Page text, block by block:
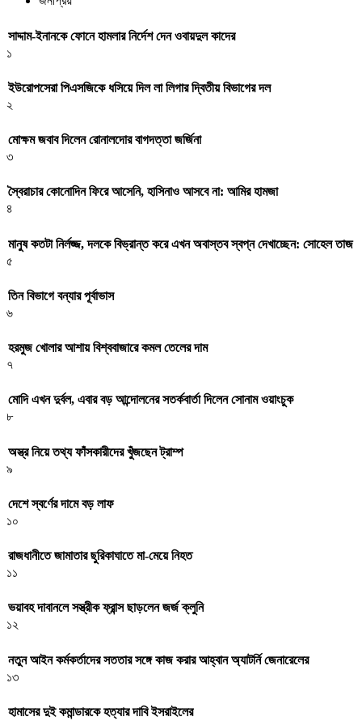
সাদ্দাম-ইনানকে ফোনে হামলার নির্দেশ দেন ওবায়দুল কাদের
১
ইউরোপসেরা পিএসজিকে ধসিয়ে দিল লা লিগার দ্বিতীয় বিভাগের দল
২
মোক্ষম জবাব দিলেন রোনালদোর বাগদত্তা জর্জিনা
৩
স্বৈরাচার কোনোদিন ফিরে আসেনি, হাসিনাও আসবে না: আমির হামজা
৪
মানুষ কতটা নির্লজ্জ, দলকে বিভ্রান্ত করে এখন অবাস্তব স্বপ্ন দেখাচ্ছেন: সোহেল তাজ
৫
তিন বিভাগে বন্যার পূর্বাভাস
৬
হরমুজ খোলার আশায় বিশ্ববাজারে কমল তেলের দাম
৭
মোদি এখন দুর্বল, এবার বড় আন্দোলনের সতর্কবার্তা দিলেন সোনাম ওয়াংচুক
৮
অস্ত্র নিয়ে তথ্য ফাঁসকারীদের খুঁজছেন ট্রাম্প
৯
দেশে স্বর্ণের দামে বড় লাফ
১০
রাজধানীতে জামাতার ছুরিকাঘাতে মা-মেয়ে নিহত
১১
ভয়াবহ দাবানলে সস্ত্রীক ফ্রান্স ছাড়লেন জর্জ ক্লুনি
১২
নতুন আইন কর্মকর্তাদের সততার সঙ্গে কাজ করার আহ্বান অ্যাটর্নি জেনারেলের
১৩
হামাসের দুই কমান্ডারকে হত্যার দাবি ইসরাইলের